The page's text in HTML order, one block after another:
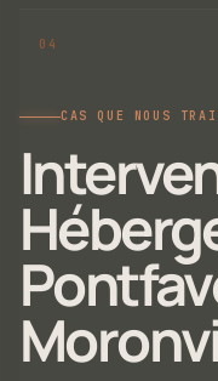
CAS QUE NOUS